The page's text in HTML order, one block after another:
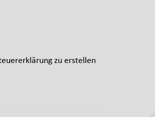
zu erstellen